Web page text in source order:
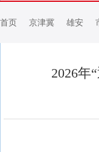
首页 京津冀 雄安
2026年